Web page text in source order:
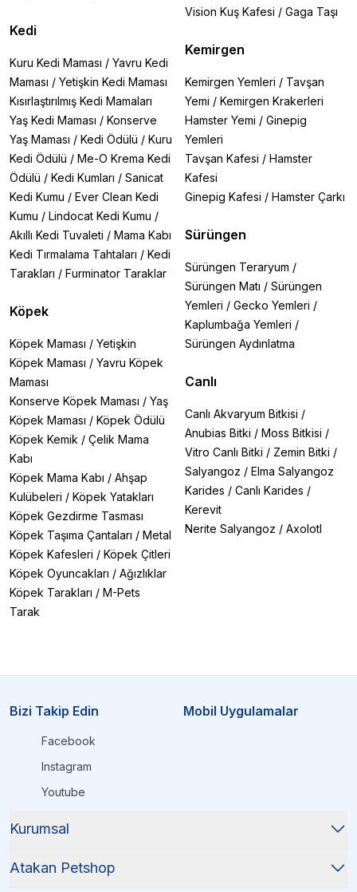
Kedi
Kuru Kedi Maması / Yavru Kedi
Maması / Yetişkin Kedi Maması
Kısırlaştırılmış Kedi Mamaları
Yaş Kedi Maması / Konserve
Yaş Maması / Kedi Ödülü / Kuru
Kedi Ödülü / Me-O Krema Kedi
Ödülü / Kedi Kumları / Sanicat
Kedi Kumu / Ever Clean Kedi
Kumu / Lindocat Kedi Kumu /
Akıllı Kedi Tuvaleti / Mama Kabı
Kedi Tırmalama Tahtaları / Kedi
Tarakları / Furminator Taraklar
Köpek
Köpek Maması / Yetişkin
Köpek Maması / Yavru Köpek
Maması
Konserve Köpek Maması / Yaş
Köpek Maması / Köpek Ödülü
Köpek Kemik / Çelik Mama
Kabı
Köpek Mama Kabı / Ahşap
Kulübeleri / Köpek Yatakları
Köpek Gezdirme Tasması
Köpek Taşıma Çantaları / Metal
Köpek Kafesleri / Köpek Çitleri
Köpek Oyuncakları / Ağızlıklar
Köpek Tarakları / M-Pets
Tarak
Vision Kuş Kafesi / Gaga Taşı
Kemirgen
Kemirgen Yemleri / Tavşan
Yemi / Kemirgen Krakerleri
Hamster Yemi / Ginepig
Yemleri
Tavşan Kafesi / Hamster
Kafesi
Ginepig Kafesi / Hamster Çarkı
Sürüngen
Sürüngen Teraryum /
Sürüngen Matı / Sürüngen
Yemleri / Gecko Yemleri /
Kaplumbağa Yemleri /
Sürüngen Aydınlatma
Canlı
Canlı Akvaryum Bitkisi /
Anubias Bitki / Moss Bitkisi /
Vitro Canlı Bitki / Zemin Bitki /
Salyangoz / Elma Salyangoz
Karides / Canlı Karides /
Kerevit
Nerite Salyangoz / Axolotl
Bizi Takip Edin
Facebook
Instagram
Youtube
Mobil Uygulamalar
Kurumsal
Atakan Petshop